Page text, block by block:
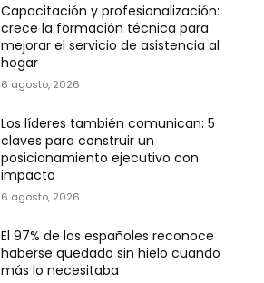
Capacitación y profesionalización:
crece la formación técnica para
mejorar el servicio de asistencia al
hogar
6 agosto, 2026
Los líderes también comunican: 5
claves para construir un
posicionamiento ejecutivo con
impacto
6 agosto, 2026
El 97% de los españoles reconoce
haberse quedado sin hielo cuando
más lo necesitaba